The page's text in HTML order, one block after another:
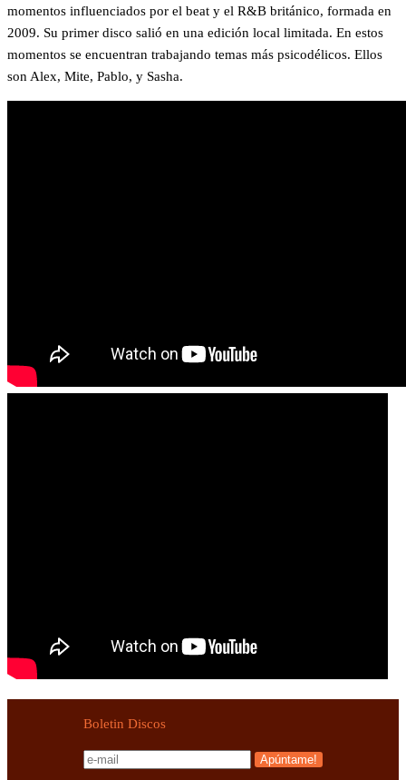
momentos influenciados por el beat y el R&B británico, formada en
2009. Su primer disco salió en una edición local limitada. En estos
momentos se encuentran trabajando temas más psicodélicos. Ellos
son Alex, Mite, Pablo, y Sasha.
Boletin Discos